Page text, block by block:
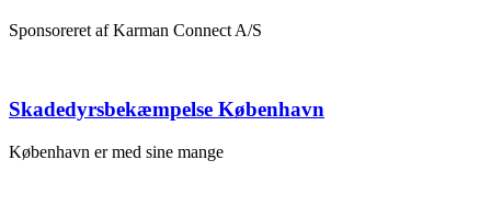
Sponsoreret af Karman Connect A/S
Skadedyrsbekæmpelse København
København er med sine mange